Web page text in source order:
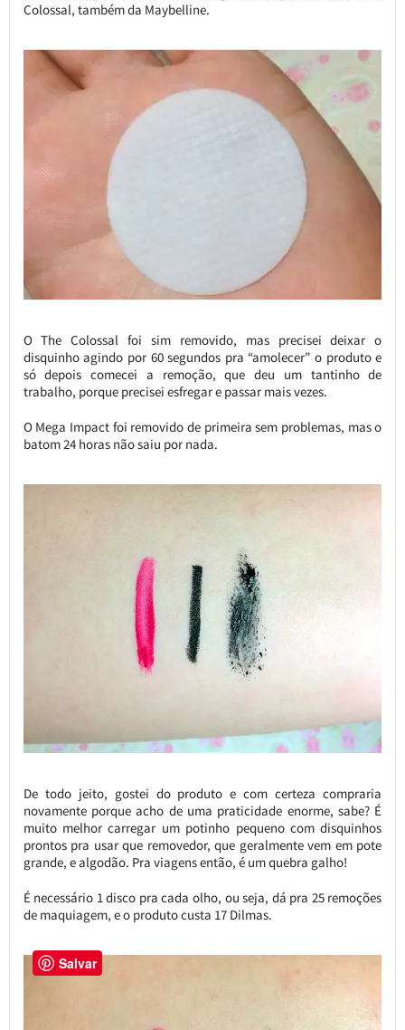
Colossal, também da Maybelline.
O The Colossal foi sim removido, mas precisei deixar o
disquinho agindo por 60 segundos pra “amolecer” o produto e
só depois comecei a remoção, que deu um tantinho de
trabalho, porque precisei esfregar e passar mais vezes.
O Mega Impact foi removido de primeira sem problemas, mas o
batom 24 horas não saiu por nada.
De todo jeito, gostei do produto e com certeza compraria
novamente porque acho de uma praticidade enorme, sabe? É
muito melhor carregar um potinho pequeno com disquinhos
prontos pra usar que removedor, que geralmente vem em pote
grande, e algodão. Pra viagens então, é um quebra galho!
É necessário 1 disco pra cada olho, ou seja, dá pra 25 remoções
de maquiagem, e o produto custa 17 Dilmas.
Salvar